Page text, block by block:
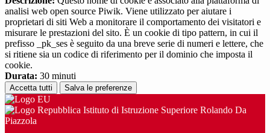
analisi web open source Piwik. Viene utilizzato per aiutare i
proprietari di siti Web a monitorare il comportamento dei visitatori e
misurare le prestazioni del sito. È un cookie di tipo pattern, in cui il
prefisso _pk_ses è seguito da una breve serie di numeri e lettere, che
si ritiene sia un codice di riferimento per il dominio che imposta il
cookie.
Durata: 30 minuti
Accetta tutti Salva le preferenze
Istituto di Istruzione Superiore Rolando Da
Piazzola